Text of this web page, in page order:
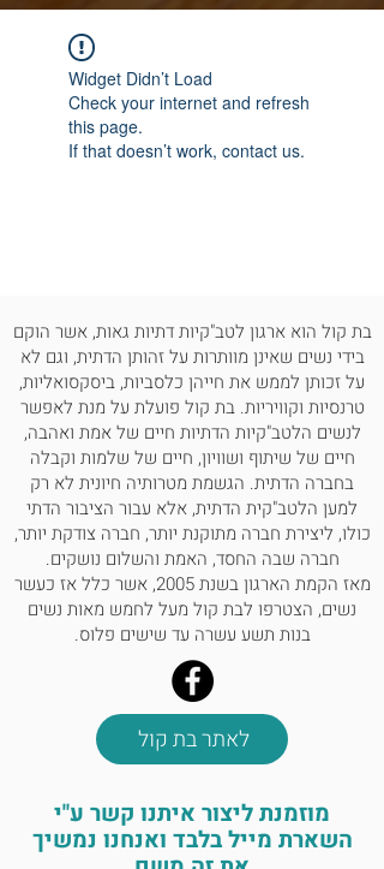
Widget Didn’t Load
Check your internet and refresh
this page.
If that doesn’t work, contact us.
בת קול הוא ארגון לטב"קיות דתיות גאות, אשר הוקם
בידי נשים שאינן מוותרות על זהותן הדתית, וגם לא
על זכותן לממש את חייהן כלסביות, ביסקסואליות,
טרנסיות וקוויריות. בת קול פועלת על מנת לאפשר
לנשים הלטב"קיות הדתיות חיים של אמת ואהבה,
חיים של שיתוף ושוויון, חיים של שלמות וקבלה
בחברה הדתית. הגשמת מטרותיה חיונית לא רק
למען הלטב"קית הדתית, אלא עבור הציבור הדתי
כולו, ליצירת חברה מתוקנת יותר, חברה צודקת יותר,
חברה שבה החסד, האמת והשלום נושקים.
מאז הקמת הארגון בשנת 2005, אשר כלל אז כעשר
נשים, הצטרפו לבת קול מעל לחמש מאות נשים
בנות תשע עשרה עד שישים פלוס.
לאתר בת קול
מוזמנת ליצור איתנו קשר ע"י
השארת מייל בלבד ואנחנו נמשיך